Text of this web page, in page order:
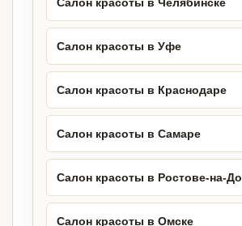
Салон красоты в Челябинске
Салон красоты в Уфе
Салон красоты в Краснодаре
Салон красоты в Самаре
Салон красоты в Ростове-на-
Салон красоты в Омске